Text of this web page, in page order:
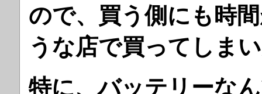
ので、買う側にも時
うな店で買ってしま
特に、バッテリーな